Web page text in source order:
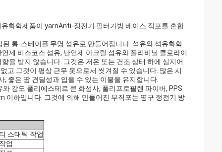
화학제품이 yarnAnti-정전기 필터가방 베이스 직포를 혼합
롱-스테이플 무명 섬유로 만들어집니다. 석유와 석유화학
제 비스코스 섬유, 난연제 아크릴 섬유와 폴리비닐 클로라이
을 받지 않습니다. 그것은 저온 또는 건조 상태 하에 심지어
고 그것이 평상 근무 옷으로서 씻겨질 수 있습니다. 많은 시
좋은 땀 견딜성과 입을 수 있는 이불을 유지합니다.
강도 폴리에스테르 큰 화섬사, 폴리프로필렌 파이버, PPS
이하입니다. 그것에 의해 만들어진 부직포는 영구 정전기 방
스태틱 작업
업